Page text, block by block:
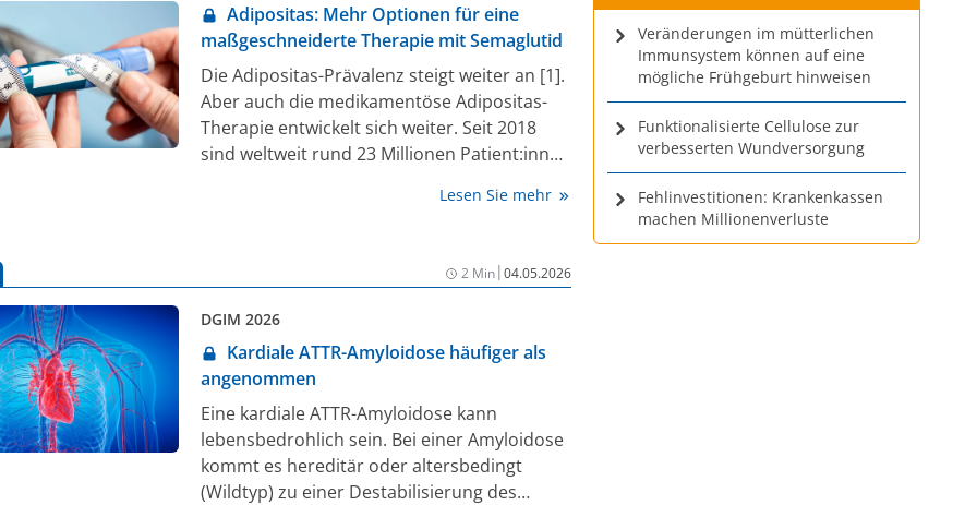
Adipositas: Mehr Optionen für eine
maßgeschneiderte Therapie mit Semaglutid
Die Adipositas-Prävalenz steigt weiter an [1].
Aber auch die medikamentöse Adipositas-
Therapie entwickelt sich weiter. Seit 2018
sind weltweit rund 23 Millionen Patient:innen
Rezeptoragonist (GLP-1 RA) Semaglutid
zukünftig das Therapiespektrum.
Lesen Sie mehr
2 Min|04.05.2026
DGIM 2026
Kardiale ATTR-Amyloidose häufiger als
angenommen
Eine kardiale ATTR-Amyloidose kann
lebensbedrohlich sein. Bei einer Amyloidose
kommt es hereditär oder altersbedingt
(Wildtyp) zu einer Destabilisierung des
Veränderungen im mütterlichen
Immunsystem können auf eine
mögliche Frühgeburt hinweisen
Funktionalisierte Cellulose zur
verbesserten Wundversorgung
Fehlinvestitionen: Krankenkassen
machen Millionenverluste